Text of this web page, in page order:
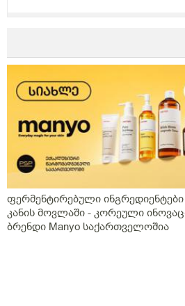
ფერმენტირებული ინგრედიენტები
კანის მოვლაში - კორეული
ბრენდი Manyo საქართველოშია